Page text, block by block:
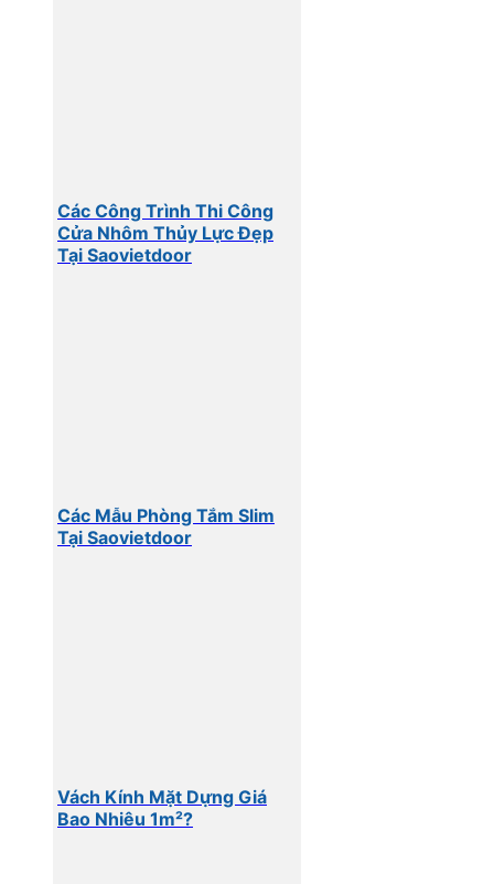
Các Công Trình Thi Công
Cửa Nhôm Thủy Lực Đẹp
Tại Saovietdoor
Các Mẫu Phòng Tắm Slim
Tại Saovietdoor
Vách Kính Mặt Dựng Giá
Bao Nhiêu 1m²?